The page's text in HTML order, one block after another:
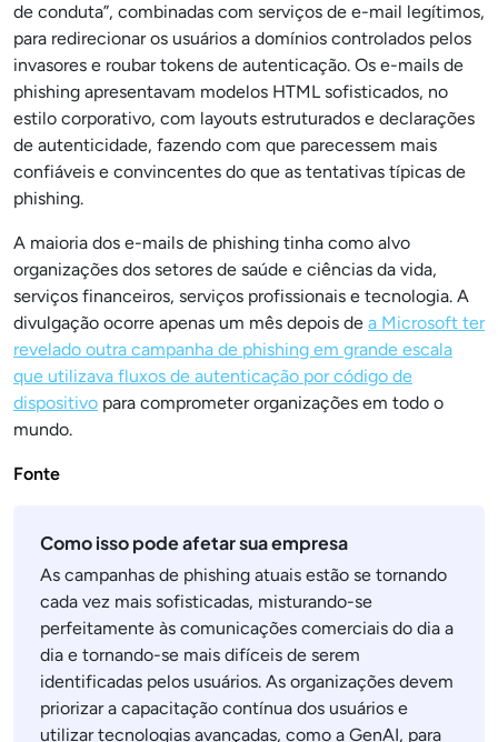
de conduta”, combinadas com serviços de e-mail legítimos,
para redirecionar os usuários a domínios controlados pelos
invasores e roubar tokens de autenticação. Os e-mails de
phishing apresentavam modelos HTML sofisticados, no
estilo corporativo, com layouts estruturados e declarações
de autenticidade, fazendo com que parecessem mais
confiáveis e convincentes do que as tentativas típicas de
phishing.
A maioria dos e-mails de phishing tinha como alvo
organizações dos setores de saúde e ciências da vida,
serviços financeiros, serviços profissionais e tecnologia. A
divulgação ocorre apenas um mês depois de a Microsoft ter
revelado outra campanha de phishing em grande escala
que utilizava fluxos de autenticação por código de
dispositivo para comprometer organizações em todo o
mundo.
Fonte
Como isso pode afetar sua empresa
As campanhas de phishing atuais estão se tornando
cada vez mais sofisticadas, misturando-se
perfeitamente às comunicações comerciais do dia a
dia e tornando-se mais difíceis de serem
identificadas pelos usuários. As organizações devem
priorizar a capacitação contínua dos usuários e
utilizar tecnologias avançadas, como a GenAI, para